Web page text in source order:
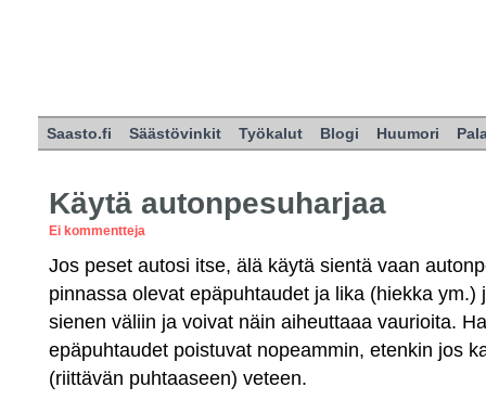
Saasto.fi Säästövinkit Työkalut Blogi Huumori
Käytä autonpesuharjaa
Ei kommentteja
Jos peset autosi itse, älä käytä sientä vaan
pinnassa olevat epäpuhtaudet ja lika (hiekka ym.)
sienen väliin ja voivat näin aiheuttaaa vaurioita.
epäpuhtaudet poistuvat nopeammin, etenkin jos
(riittävän puhtaaseen) veteen.